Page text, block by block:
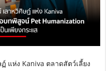
แห่ง Kaniva ตลาดสัตว์เลี้ยง